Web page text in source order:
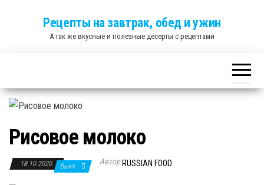
Рецепты на завтрак, обед и ужин
А так же вкусные и полезные десерты с рецептами
Рисовое молоко
18.10.2020 Выкл. Автор RUSSIAN FOOD